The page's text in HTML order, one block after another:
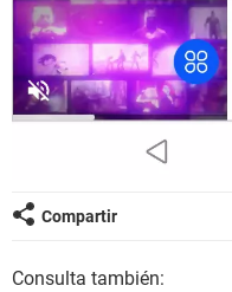
Compartir
Consulta también: